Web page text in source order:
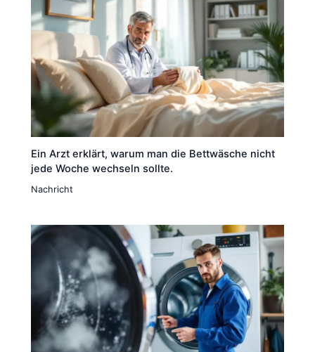
Ein Arzt erklärt, warum man die Bettwäsche nicht
jede Woche wechseln sollte.
Nachricht